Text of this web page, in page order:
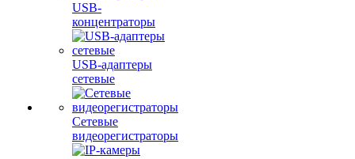
USB-
концентраторы
USB-адаптеры
сетевые
Сетевые
видеорегистраторы